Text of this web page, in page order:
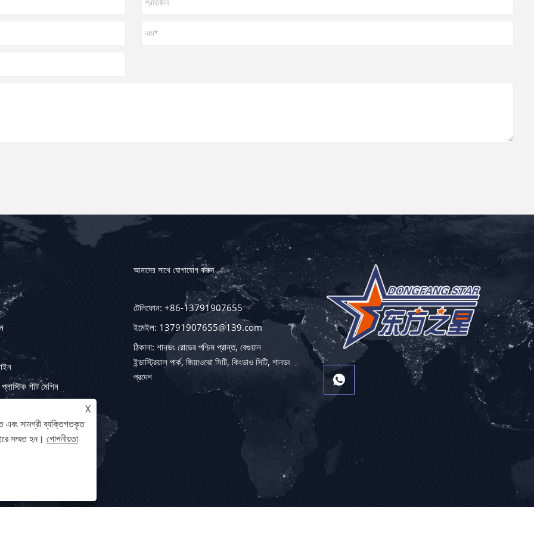
শীট মেশিন
আমাদের সাথে যোগাযোগ করুন
টেলিফোন: +86-13791907655
ইমেইল: 13791907655@139.com
ঠিকানা: শানডং রোডের পশ্চিম প্রান্ত, বেগুয়ান
ইন্ডাস্ট্রিয়াল পার্ক, জিয়াওঝো সিটি, কিংডাও সিটি, শানডং
প্রদেশ
X
এবং সামগ্রী ব্যক্তিগতকৃত
সম্মত হন। গোপনীয়তা